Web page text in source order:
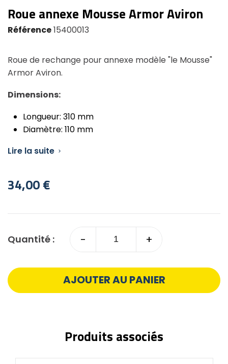
Roue annexe Mousse Armor Aviron
Référence15400013
Roue de rechange pour annexe modèle "le Mousse"
Armor Aviron.
Dimensions:
Longueur: 310 mm
Diamètre: 110 mm
Lire la suite

34,00 €
Quantité : - +
AJOUTER AU PANIER
Produits associés